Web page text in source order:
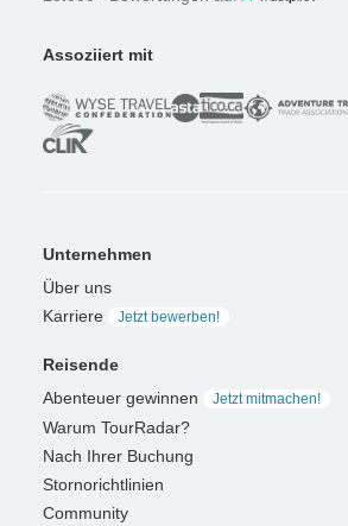
Assoziiert mit
Unternehmen
Über uns
Karriere
Jetzt bewerben!
Reisende
Abenteuer gewinnen
Jetzt mitmachen!
Warum TourRadar?
Nach Ihrer Buchung
Stornorichtlinien
Community